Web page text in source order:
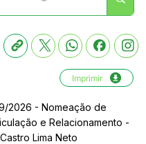
Imprimir
2026 - Nomeação de
e Relacionamento -
Lima Neto